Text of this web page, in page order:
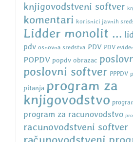
knjigovodstveni softver
komentari korisnici javnih
Lidder monolit ...
pdv osnovna sredstva PDV PDV
POPDV popdv obrazac
poslovni softver PPPDV
pitanja program za
knjigovodstvo
program za racunovodstvo
racunovodstveni softver